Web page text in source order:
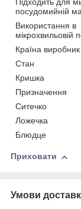
Підходить для
посудомийній
Використання в
мікрохвильовій
Країна виробник
Стан
Кришка
Призначення
Ситечко
Ложечка
Блюдце
Приховати
Умови